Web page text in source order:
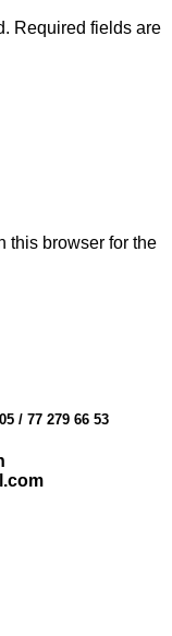
Required fields are
this browser for the
/ 77 279 66 53